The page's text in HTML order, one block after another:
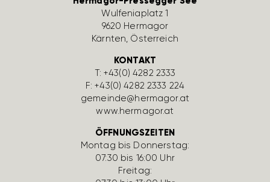
Wulfe­nia­platz 1
9620 Hermagor
Kärnten, Öster­reich
KONTAKT
T:+43(0) 4282 2333
F: +43(0) 4282 2333 224
gemeinde@hermagor.at
www.hermagor.at
ÖFFNUNGSZEITEN
Montag bis Donnerstag:
07:30 bis 16:00 Uhr
Freitag: